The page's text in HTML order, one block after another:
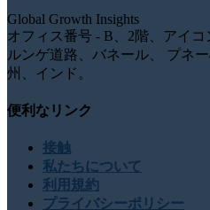
Global Growth Insights
オフィス番号 - B、2階、アイ
ルンゲ道路、バネール、 プネ
州、インド。
便利なリンク
接触
私たちについて
利用規約
プライバシーポリシー